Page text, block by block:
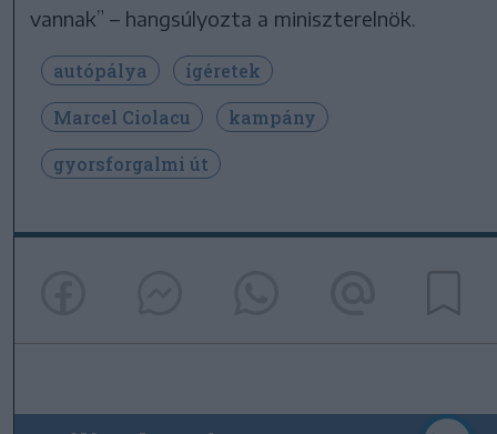
vannak” – hangsúlyozta a miniszterelnök.
autópálya
ígéretek
Marcel Ciolacu
kampány
gyorsforgalmi út